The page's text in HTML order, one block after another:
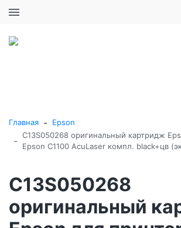
Главная - Epson
- C13S050268 оригинальный картридж
Epson C1100 AcuLaser компл. black+цв
C13S050268
оригинальный